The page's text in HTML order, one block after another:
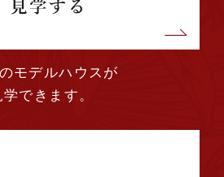
モデルハウスが
学できます。